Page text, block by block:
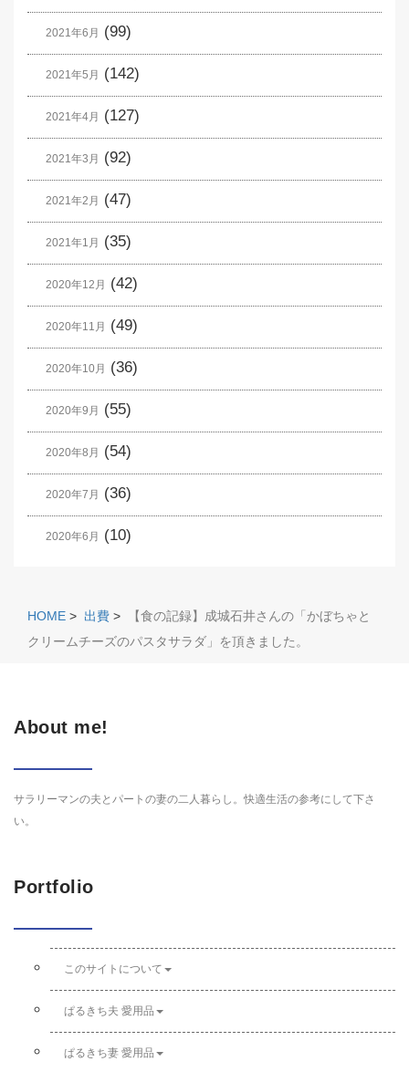
2021年6月 (99)
2021年5月 (142)
2021年4月 (127)
2021年3月 (92)
2021年2月 (47)
2021年1月 (35)
2020年12月 (42)
2020年11月 (49)
2020年10月 (36)
2020年9月 (55)
2020年8月 (54)
2020年7月 (36)
2020年6月 (10)
HOME > 出費 >
【食の記録】成城石井さんの「かぼちゃと
クリームチーズのパスタサラダ」を頂きました。
About me!
サラリーマンの夫とパートの妻の二人暮らし。快適生活の参考にして下さ
い。
Portfolio
このサイトについて
ぱるきち夫 愛用品
ぱるきち妻 愛用品